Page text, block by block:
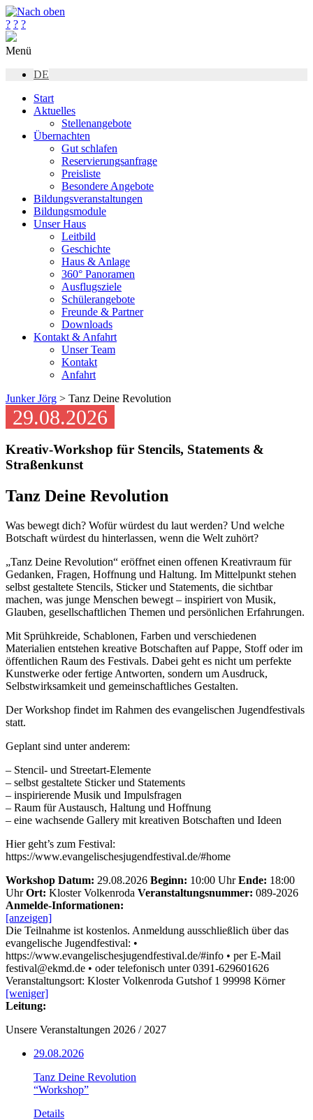
? ? ?
Menü
DE
Start
Aktuelles
Stellenangebote
Übernachten
Gut schlafen
Reservierungsanfrage
Preisliste
Besondere Angebote
Bildungsveranstaltungen
Bildungsmodule
Unser Haus
Leitbild
Geschichte
Haus & Anlage
360° Panoramen
Ausflugsziele
Schülerangebote
Freunde & Partner
Downloads
Kontakt & Anfahrt
Unser Team
Kontakt
Anfahrt
Junker Jörg > Tanz Deine Revolution
29.08.2026
Kreativ-Workshop für Stencils, Statements &
Straßenkunst
Tanz Deine Revolution
Was bewegt dich? Wofür würdest du laut werden? Und welche
Botschaft würdest du hinterlassen, wenn die Welt zuhört?
„Tanz Deine Revolution“ eröffnet einen offenen Kreativraum für
Gedanken, Fragen, Hoffnung und Haltung. Im Mittelpunkt stehen
selbst gestaltete Stencils, Sticker und Statements, die sichtbar
machen, was junge Menschen bewegt – inspiriert von Musik,
Glauben, gesellschaftlichen Themen und persönlichen Erfahrungen.
Mit Sprühkreide, Schablonen, Farben und verschiedenen
Materialien entstehen kreative Botschaften auf Pappe, Stoff oder im
öffentlichen Raum des Festivals. Dabei geht es nicht um perfekte
Kunstwerke oder fertige Antworten, sondern um Ausdruck,
Selbstwirksamkeit und gemeinschaftliches Gestalten.
Der Workshop findet im Rahmen des evangelischen Jugendfestivals
statt.
Geplant sind unter anderem:
– Stencil- und Streetart-Elemente
– selbst gestaltete Sticker und Statements
– inspirierende Musik und Impulsfragen
– Raum für Austausch, Haltung und Hoffnung
– eine wachsende Gallery mit kreativen Botschaften und Ideen
Hier geht’s zum Festival:
https://www.evangelischesjugendfestival.de/#home
Workshop Datum: 29.08.2026 Beginn: 10:00 Uhr Ende: 18:00
Uhr Ort: Kloster Volkenroda Veranstaltungsnummer: 089-2026
Anmelde-Informationen:
[anzeigen]
Die Teilnahme ist kostenlos. Anmeldung ausschließlich über das
evangelische Jugendfestival: •
https://www.evangelischesjugendfestival.de/#info • per E-Mail
festival@ekmd.de • oder telefonisch unter 0391-629601626
Veranstaltungsort: Kloster Volkenroda Gutshof 1 99998 Körner
[weniger]
Leitung:
Unsere Veranstaltungen 2026 / 2027
29.08.2026
Tanz Deine Revolution
“Workshop”
Details